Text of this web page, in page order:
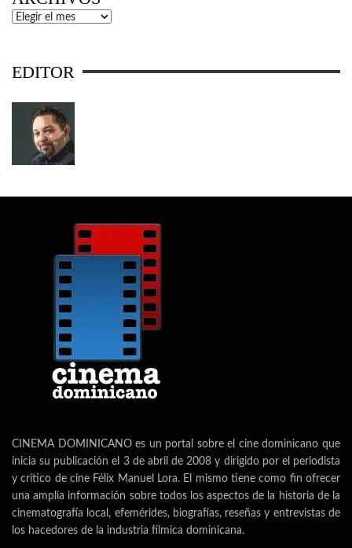
Archivos
EDITOR
CINEMA DOMINICANO es un portal sobre el cine dominicano que
inicia su publicación el 3 de abril de 2008 y dirigido por el periodista
y crítico de cine Félix Manuel Lora. El mismo tiene como fin ofrecer
una amplia información sobre todos los aspectos de la historia de la
cinematografía local, efemérides, biografías, reseñas y entrevistas de
los hacedores de la industria fílmica dominicana.